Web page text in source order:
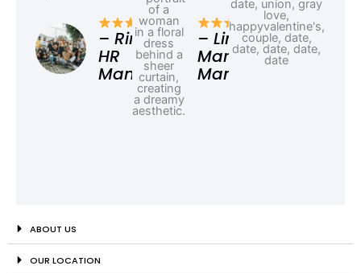
– Rina,
HR
Manager
– Linda,
Marketing
Manager
ABOUT US
OUR LOCATION